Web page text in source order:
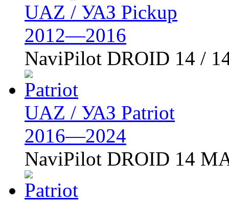
UAZ / УАЗ Pickup
2012—2016
NaviPilot DROID 14 /
UAZ / УАЗ Patriot
2016—2024
NaviPilot DROID 14